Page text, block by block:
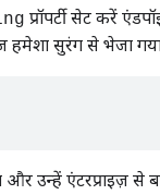
प्रॉपर्टी सेट करें
हमेशा सुरंग से भेजा
उन्हें एंटरप्राइज़ से